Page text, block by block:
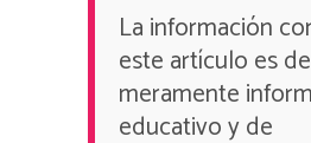
La información
este artículo es
meramente
educativo y de